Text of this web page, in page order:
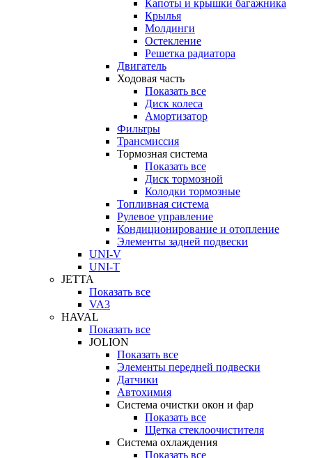
Капоты и крышки багажника
Крылья
Молдинги
Остекление
Решетка радиатора
Двигатель
Ходовая часть
Показать все
Диск колеса
Амортизатор
Фильтры
Трансмиссия
Тормозная система
Показать все
Диск тормозной
Колодки тормозные
Топливная система
Рулевое управление
Кондиционирование и отопление
Элементы задней подвески
UNI-V
UNI-T
JETTA
Показать все
VA3
HAVAL
Показать все
JOLION
Показать все
Элементы передней подвески
Датчики
Автохимия
Система очистки окон и фар
Показать все
Щетка стеклоочистителя
Система охлаждения
Показать все